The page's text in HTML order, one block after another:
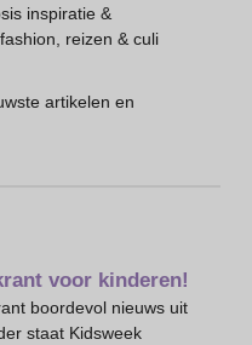
inspiratie &
reizen & culi
artikelen en
voor kinderen!
boordevol nieuws uit
staat Kidsweek